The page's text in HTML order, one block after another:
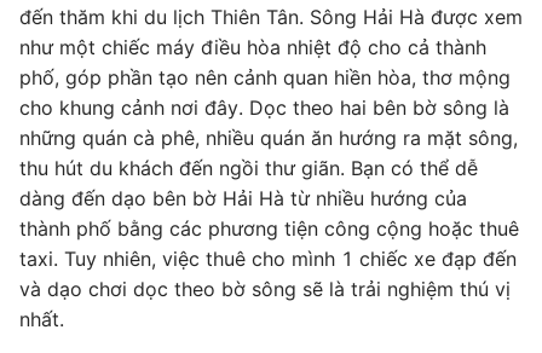
đến thăm khi du lịch Thiên Tân. Sông Hải Hà được xem
như một chiếc máy điều hòa nhiệt độ cho cả thành
phố, góp phần tạo nên cảnh quan hiền hòa, thơ mộng
cho khung cảnh nơi đây. Dọc theo hai bên bờ sông là
những quán cà phê, nhiều quán ăn hướng ra mặt sông,
thu hút du khách đến ngồi thư giãn. Bạn có thể dễ
dàng đến dạo bên bờ Hải Hà từ nhiều hướng của
thành phố bằng các phương tiện công cộng hoặc thuê
taxi. Tuy nhiên, việc thuê cho mình 1 chiếc xe đạp đến
và dạo chơi dọc theo bờ sông sẽ là trải nghiệm thú vị
nhất.